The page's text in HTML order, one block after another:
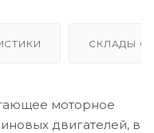
СКЛАДЫ
моторное
двигателей, в